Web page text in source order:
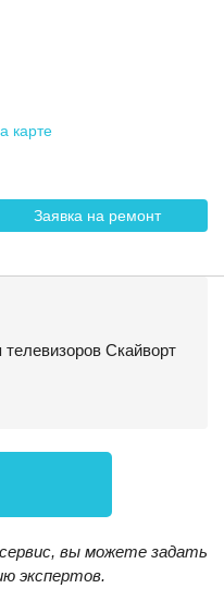
карте
Заявка на ремонт
Скайворт
вы можете задать
экспертов.